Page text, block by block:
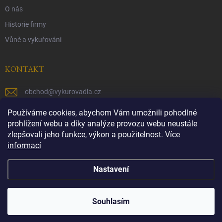
Používáme cookies, abychom Vám umožnili pohodlné
prohlížení webu a díky analýze provozu webu neustále
zlepšovali jeho funkce, výkon a použitelnost. Více
informací
Nastavení
Souhlasím
O nás
Historie firmy
Vůně a vykuřováni
KONTAKT
obchod@vykurovadla.cz
+420 603 149 699
https://www.facebook.com/vykurovadla.cz/
https://www.instagram.com/vykurovadla.cz/
Vykurovadla.cz . Všechna práva vyhrazena.